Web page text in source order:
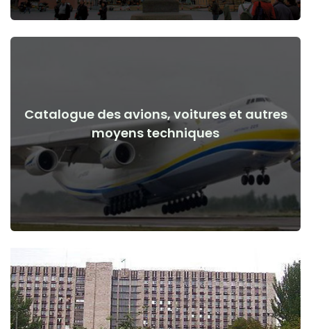
Catalogue des avions, voitures et autres
moyens techniques
Avions, voitures, moyens techniques avant et après le début
de la guerre
Voir les détails